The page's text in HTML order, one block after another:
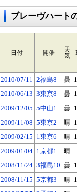
ブレーヴハート
日付 開催
天
気
2010/07/11 2福島8 曇
2010/06/13 3東京8 曇
2009/12/05 5中山1 曇
2009/11/08 5東京2 晴
2009/02/15 1東京6 晴
2009/01/04 1京都1 晴
2008/11/24 3福島10 曇
2008/11/15 5京都3 晴